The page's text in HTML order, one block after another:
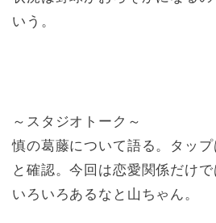
いう。
～スタジオトーク～
慎の葛藤について語る。タッ
と確認。今回は恋愛関係だけ
いろいろあるなと山ちゃん。